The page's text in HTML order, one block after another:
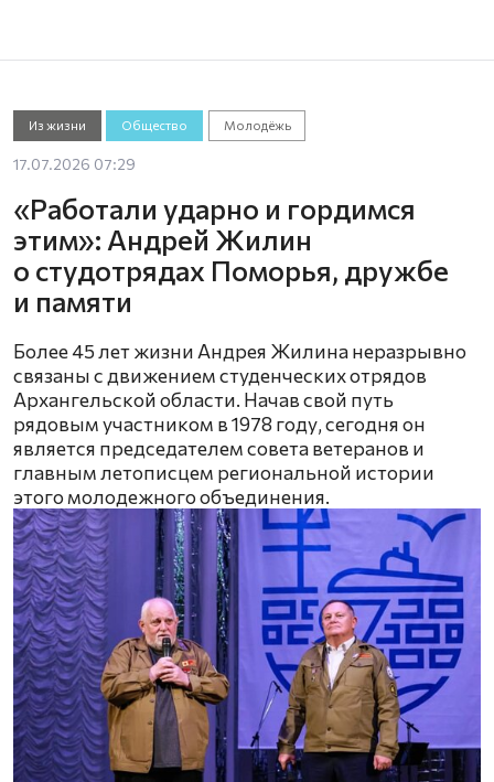
Из жизни Общество Молодёжь
17.07.2026 07:29
«Работали ударно и гордимся
этим»: Андрей Жилин
о студотрядах Поморья, дружбе
и памяти
Более 45 лет жизни Андрея Жилина неразрывно
связаны с движением студенческих отрядов
Архангельской области. Начав свой путь
рядовым участником в 1978 году, сегодня он
является председателем совета ветеранов и
главным летописцем региональной истории
этого молодежного объединения.